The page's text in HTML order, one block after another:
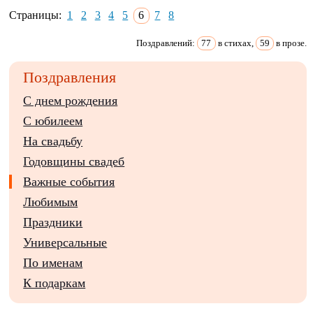
Страницы: 1 2 3 4 5 6 7 8
Поздравлений: 77 в стихах, 59 в прозе.
Поздравления
С днем рождения
С юбилеем
На свадьбу
Годовщины свадеб
Важные события
Любимым
Праздники
Универсальные
По именам
К подаркам